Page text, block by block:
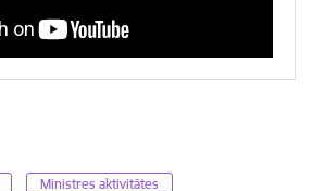
Ministres aktivitātes